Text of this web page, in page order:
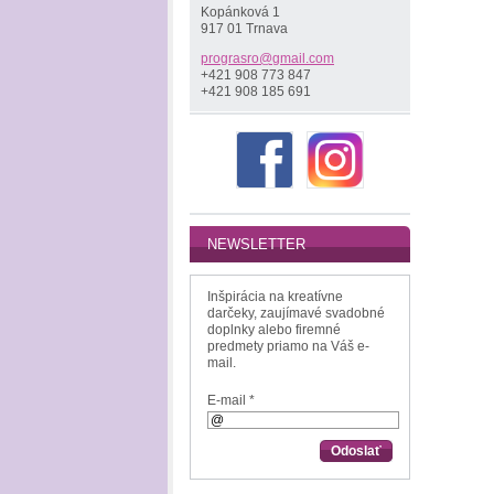
Kopánková 1
917 01 Trnava
prograsro@gmail. com
+421 908 773 847
+421 908 185 691
NEWSLETTER
Inšpirácia na kreatívne
darčeky, zaujímavé svadobné
doplnky alebo firemné
predmety priamo na Váš e-
mail.
E-mail *